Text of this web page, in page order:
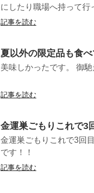
にしたり職場へ持って行
記事を読む
夏以外の限定品も食
美味しかったです。 御
（神奈川
記事を読む
金運巣ごもりこれで3
金運巣ごもりこれで3回
で
記事を読む